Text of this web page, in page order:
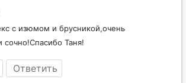
с изюмом и брусникой,очень
сочно!Спасибо Таня!
Ответить